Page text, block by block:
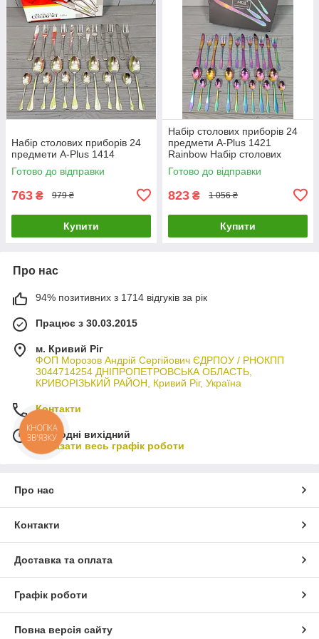
Набір столових приборів 24
предмети A-Plus 1414
Готово до відправки
763 ₴ 979 ₴
Купити
Набір столових приборів 24
предмети A-Plus 1421
Rainbow Набір столових
предметів Веселка
Готово до відправки
823 ₴ 1 056 ₴
Купити
Про нас
94% позитивних з 1714 відгуків за рік
Працює з 30.03.2015
м. Кривий Ріг
ФОП Морозов Андрій Сергійович ЄДРПОУ / РНОКПП
3044714254 ДНІПРОПЕТРОВСЬКА ОБЛАСТЬ,
КРИВОРІЗЬКИЙ РАЙОН, Кривий Ріг, Україна
Контакти
Сьогодні вихідний
Показати весь графік роботи
Про нас
Контакти
Доставка та оплата
Графік роботи
Повна версія сайту
КНОПКА
ЗВ'ЯЗКУ